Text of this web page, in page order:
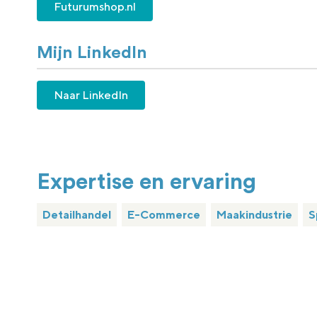
Futurumshop.nl
Mijn LinkedIn
Naar LinkedIn
Expertise en ervaring
Detailhandel E-Commerce Maakindustrie